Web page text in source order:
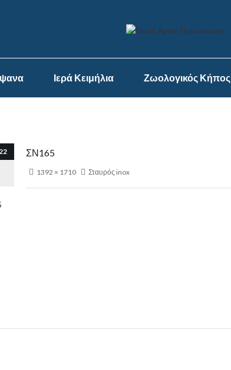
Ιερά Κειμήλια Ζωολογικός Κήπος
ΣΝ165
1392 × 1710 Σταυρός inox